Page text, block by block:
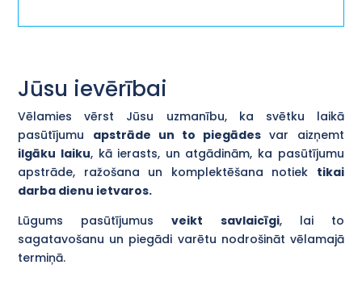
Jūsu ievērībai
Vēlamies vērst Jūsu uzmanību, ka svētku laikā
pasūtījumu apstrāde un to piegādes var aizņemt
ilgāku laiku, kā ierasts, un atgādinām, ka pasūtījumu
apstrāde, ražošana un komplektēšana notiek tikai
darba dienu ietvaros.
Lūgums pasūtījumusveikt savlaicīgi, lai to
sagatavošanu un piegādi varētu nodrošināt vēlamajā
termiņā.